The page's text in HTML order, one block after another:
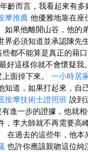
齡而言，我看起來有多
摩推薦 他優雅地靠在座
果他離開山谷，他的
界必須知道並承認陳先
都不能算是真正的藉
好這樣你就不會懷疑我
面掉下來。 一小時居
道，如果打起來，自
按摩技術士證照班 說到
有進一步的證據，他就
李大師就不再需要高
在過去的這些年，他本
也許你應該親吻這位純